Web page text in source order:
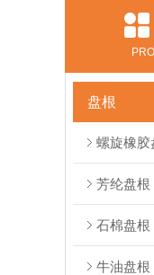
盘根
螺旋橡胶
芳纶盘根
石棉盘根
牛油盘根